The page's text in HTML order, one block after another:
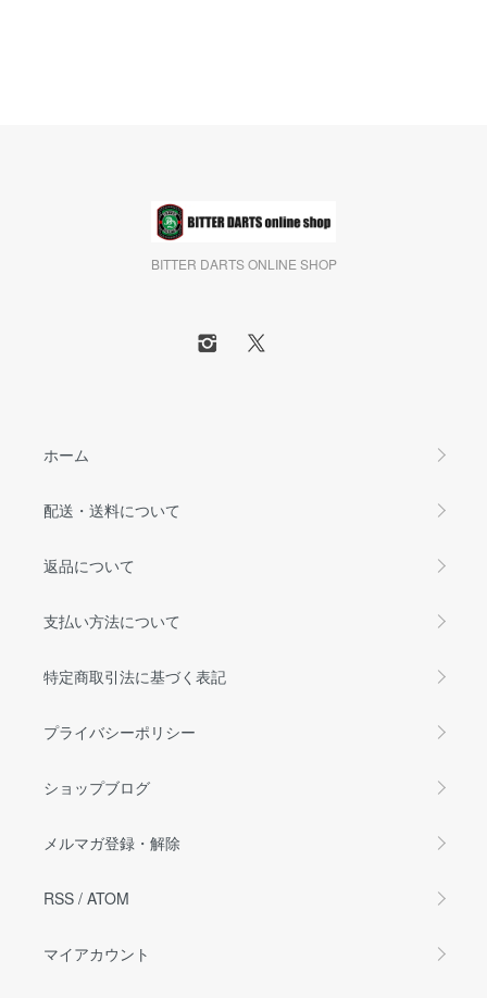
BITTER DARTS ONLINE SHOP
ホーム
配送・送料について
返品について
支払い方法について
特定商取引法に基づく表記
プライバシーポリシー
ショップブログ
メルマガ登録・解除
RSS / ATOM
マイアカウント